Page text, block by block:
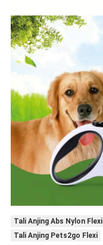
Tali Anjing Abs Nylon Flexi
Tali Anjing Pets2go Flexi